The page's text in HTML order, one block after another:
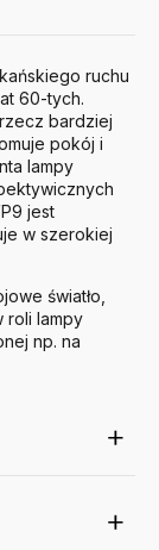
ruchu
60-tych.
bardziej
pokój i
lampy
jest
w szerokiej
światło,
roli lampy
np. na